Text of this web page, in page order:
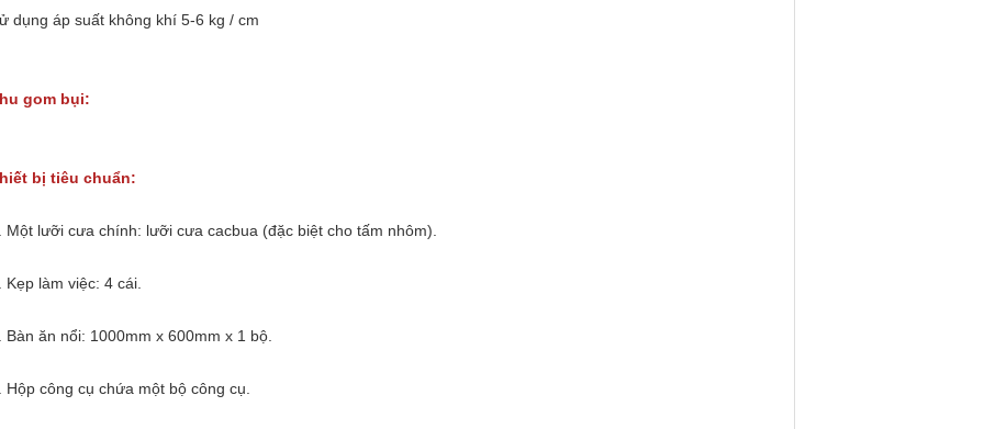
dụng áp suất không khí 5-6 kg / cm
gom bụi:
bị tiêu chuẩn:
Một lưỡi cưa chính: lưỡi cưa cacbua (đặc biệt cho tấm nhôm).
Kẹp làm việc: 4 cái.
Bàn ăn nổi: 1000mm x 600mm x 1 bộ.
Hộp công cụ chứa một bộ công cụ.